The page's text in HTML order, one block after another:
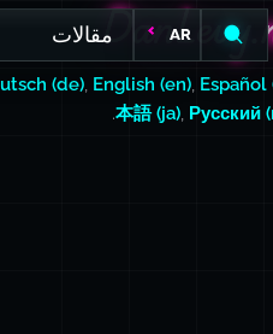
AR مقالات
(de) English (en) Español
本語 (ja) Русский
.